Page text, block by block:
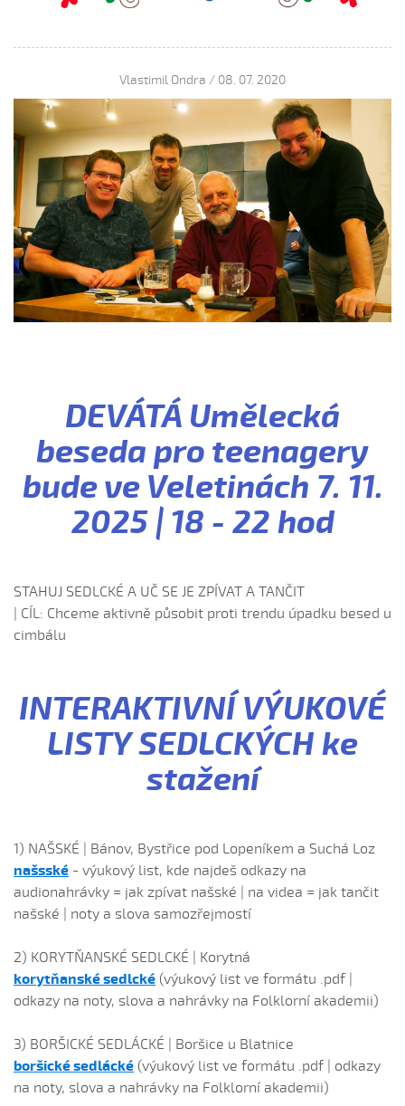
Vlastimil Ondra / 08. 07. 2020
DEVÁTÁ Umělecká
beseda pro teenagery
bude ve Veletinách 7. 11.
2025 | 18 - 22 hod
STAHUJ SEDLCKÉ A UČ SE JE ZPÍVAT A TANČIT
| CÍL: Chceme aktivně působit proti trendu úpadku besed u
cimbálu
INTERAKTIVNÍ VÝUKOVÉ
LISTY SEDLCKÝCH ke
stažení
1) NAŠSKÉ | Bánov, Bystřice pod Lopeníkem a Suchá Loz
našsské - výukový list, kde najdeš odkazy na
audionahrávky = jak zpívat našské | na videa = jak tančit
našské | noty a slova samozřejmostí
2) KORYTŇANSKÉ SEDLCKÉ | Korytná
korytňanské sedlcké (výukový list ve formátu .pdf |
odkazy na noty, slova a nahrávky na Folklorní akademii)
3) BORŠICKÉ SEDLÁCKÉ | Boršice u Blatnice
boršické sedlácké (výukový list ve formátu .pdf | odkazy
na noty, slova a nahrávky na Folklorní akademii)